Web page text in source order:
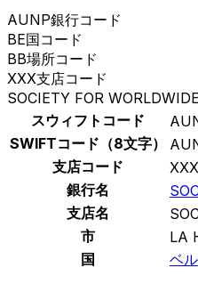
AUNP銀行コード
BE国コード
BB場所コード
XXX支店コード
SOCIETY FOR
スウィフトコード
SWIFTコード（8文字）
支店コード
XXX
銀行名
支店名
市
LA
国
ベ